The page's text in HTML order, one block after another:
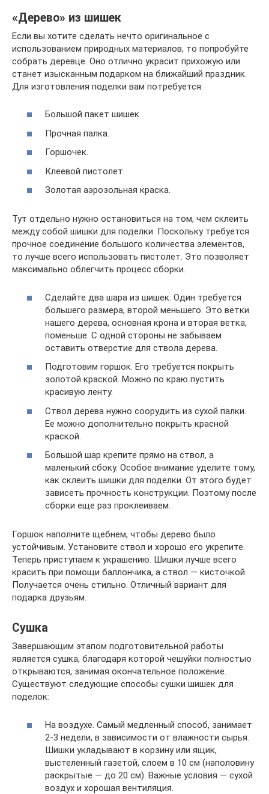
«Дерево» из шишек
Если вы хотите сделать нечто оригинальное с
использованием природных материалов, то попробуйте
собрать деревце. Оно отлично украсит прихожую или
станет изысканным подарком на ближайший праздник.
Для изготовления поделки вам потребуется:
Большой пакет шишек.
Прочная палка.
Горшочек.
Клеевой пистолет.
Золотая аэрозольная краска.
Тут отдельно нужно остановиться на том, чем склеить
между собой шишки для поделки. Поскольку требуется
прочное соединение большого количества элементов,
то лучше всего использовать пистолет. Это позволяет
максимально облегчить процесс сборки.
Сделайте два шара из шишек. Один требуется
большего размера, второй меньшего. Это ветки
нашего дерева, основная крона и вторая ветка,
поменьше. С одной стороны не забываем
оставить отверстие для ствола дерева.
Подготовим горшок. Его требуется покрыть
золотой краской. Можно по краю пустить
красивую ленту.
Ствол дерева нужно соорудить из сухой палки.
Ее можно дополнительно покрыть красной
краской.
Большой шар крепите прямо на ствол, а
маленький сбоку. Особое внимание уделите тому,
как склеить шишки для поделки. От этого будет
зависеть прочность конструкции. Поэтому после
сборки еще раз проклеиваем.
Горшок наполните щебнем, чтобы дерево было
устойчивым. Установите ствол и хорошо его укрепите.
Теперь приступаем к украшению. Шишки лучше всего
красить при помощи баллончика, а ствол — кисточкой.
Получается очень стильно. Отличный вариант для
подарка друзьям.
Сушка
Завершающим этапом подготовительной работы
является сушка, благодаря которой чешуйки полностью
открываются, занимая окончательное положение.
Существуют следующие способы сушки шишек для
поделок:
На воздухе. Самый медленный способ, занимает
2-3 недели, в зависимости от влажности сырья.
Шишки укладывают в корзину или ящик,
выстеленный газетой, слоем в 10 см (наполовину
раскрытые — до 20 см). Важные условия — сухой
воздух и хорошая вентиляция.